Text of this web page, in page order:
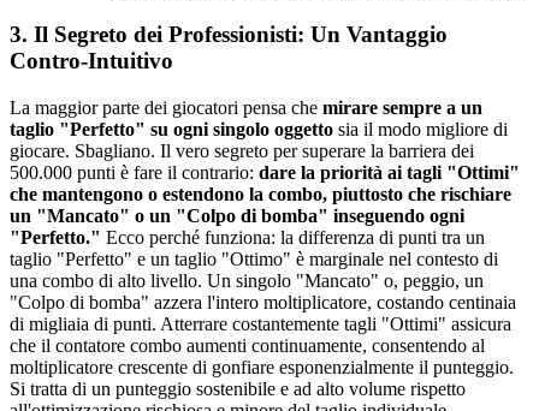
3. Il Segreto dei Professionisti: Un Vantaggio
Contro-Intuitivo
La maggior parte dei giocatori pensa che mirare sempre a un
taglio "Perfetto" su ogni singolo oggetto sia il modo migliore di
giocare. Sbagliano. Il vero segreto per superare la barriera dei
500.000 punti è fare il contrario: dare la priorità ai tagli "Ottimi"
che mantengono o estendono la combo, piuttosto che rischiare
un "Mancato" o un "Colpo di bomba" inseguendo ogni
"Perfetto." Ecco perché funziona: la differenza di punti tra un
taglio "Perfetto" e un taglio "Ottimo" è marginale nel contesto di
una combo di alto livello. Un singolo "Mancato" o, peggio, un
"Colpo di bomba" azzera l'intero moltiplicatore, costando centinaia
di migliaia di punti. Atterrare costantemente tagli "Ottimi" assicura
che il contatore combo aumenti continuamente, consentendo al
moltiplicatore crescente di gonfiare esponenzialmente il punteggio.
Si tratta di un punteggio sostenibile e ad alto volume rispetto